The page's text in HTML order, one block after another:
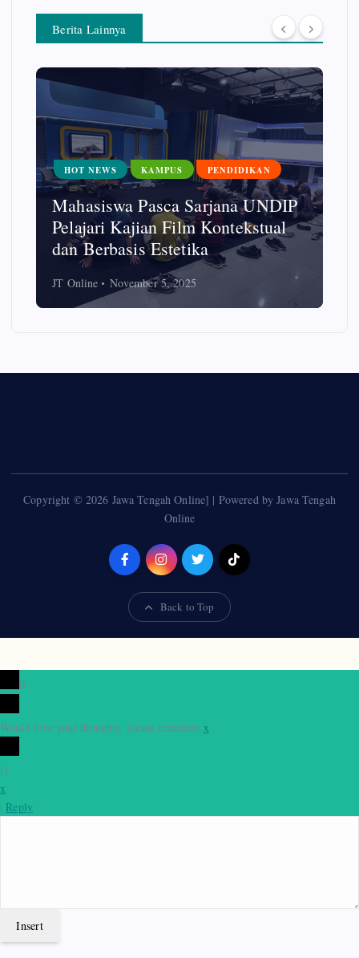
Berita Lainnya
HOT NEWS KAMPUS PENDIDIKAN
Mahasiswa Pasca Sarjana UNDIP
Pelajari Kajian Film Kontekstual
dan Berbasis Estetika
JT Online November 5, 2025
Copyright © 2026 Jawa Tengah Online] | Powered by Jawa Tengah
Online
Back to Top
0
Would love your thoughts, please comment.x
()
x
| Reply
Insert